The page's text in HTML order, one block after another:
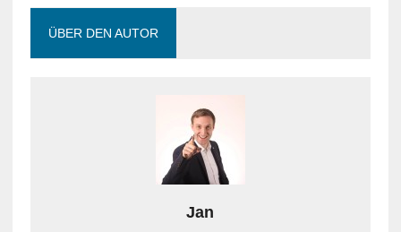
ÜBER DEN AUTOR
Jan